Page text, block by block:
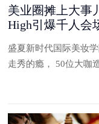
美业圈摊上大事
High引爆千人会
盛夏新时代国际美妆
走秀的瘾， 50位大咖